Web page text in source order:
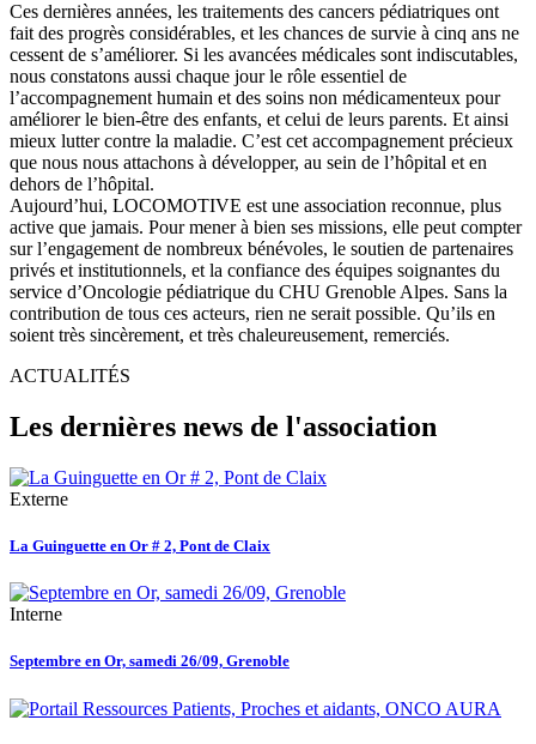
Ces dernières années, les traitements des cancers pédiatriques ont
fait des progrès considérables, et les chances de survie à cinq ans ne
cessent de s’améliorer. Si les avancées médicales sont indiscutables,
nous constatons aussi chaque jour le rôle essentiel de
l’accompagnement humain et des soins non médicamenteux pour
améliorer le bien-être des enfants, et celui de leurs parents. Et ainsi
mieux lutter contre la maladie. C’est cet accompagnement précieux
que nous nous attachons à développer, au sein de l’hôpital et en
dehors de l’hôpital.
Aujourd’hui, LOCOMOTIVE est une association reconnue, plus
active que jamais. Pour mener à bien ses missions, elle peut compter
sur l’engagement de nombreux bénévoles, le soutien de partenaires
privés et institutionnels, et la confiance des équipes soignantes du
service d’Oncologie pédiatrique du CHU Grenoble Alpes. Sans la
contribution de tous ces acteurs, rien ne serait possible. Qu’ils en
soient très sincèrement, et très chaleureusement, remerciés.
ACTUALITÉS
Les dernières news de l'association
Externe
La Guinguette en Or # 2, Pont de Claix
Interne
Septembre en Or, samedi 26/09, Grenoble